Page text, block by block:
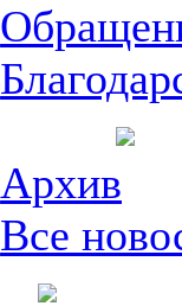
Архив
Все